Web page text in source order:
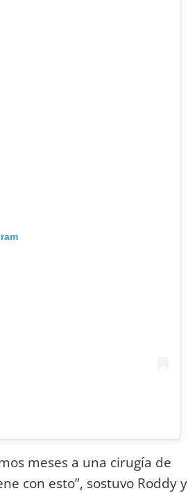
meses a una cirugía de
con esto”, sostuvo Roddy y